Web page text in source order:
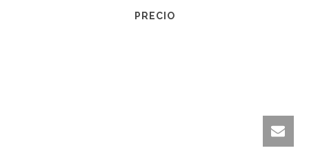
PRECIO